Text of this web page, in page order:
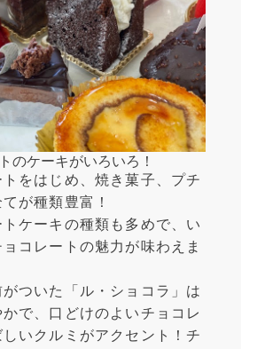
のケーキがいろいろ！
をはじめ、焼き菓子、プチ
が種類豊富！
ケーキの種類も多めで、い
コレートの魅力が味わえま
ついた「ル・ショコラ」は
かで、口どけのよいチョコレ
いクルミがアクセント！チ